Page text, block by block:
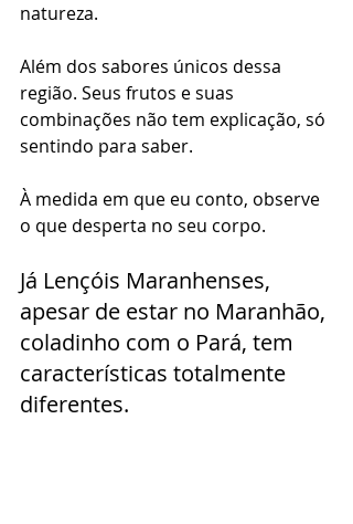
natureza.
Além dos sabores únicos dessa
região. Seus frutos e suas
combinações não tem explicação, só
sentindo para saber.
À medida em que eu conto, observe
o que desperta no seu corpo.
Já Lençóis Maranhenses,
apesar de estar no Maranhão,
coladinho com o Pará, tem
características totalmente
diferentes.